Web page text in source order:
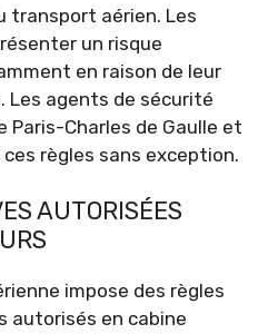
transport aérien. Les
un risque
en raison de leur
Les agents de sécurité
Paris-Charles de Gaulle et
règles sans exception.
AUTORISÉES
impose des règles
autorisés en cabine